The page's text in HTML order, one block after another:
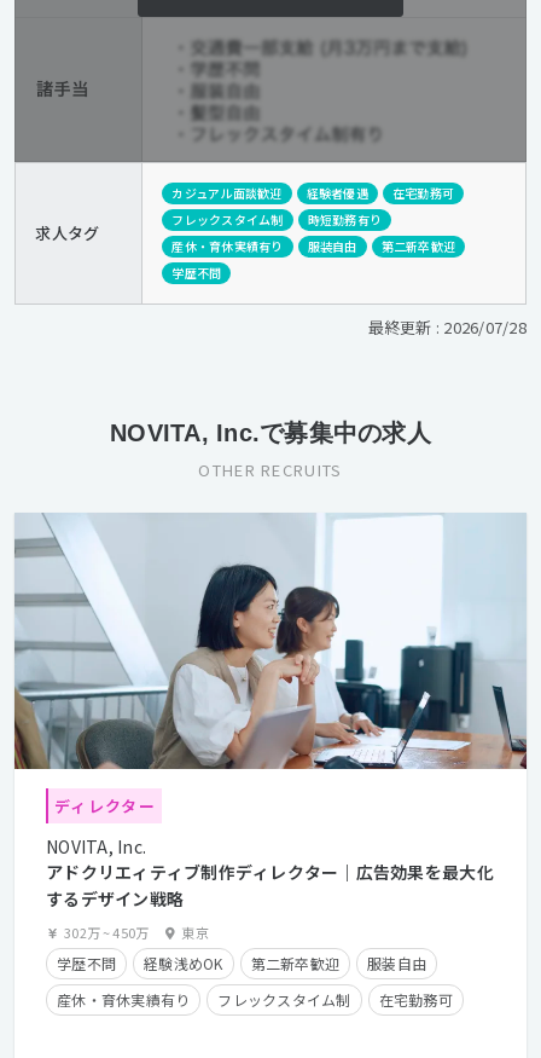
求人タグ
カジュアル面談歓迎 経験者優遇
在宅勤務可
フレックスタイム制
時短勤務有り
産休・育休実績有り
服装自由
第二新卒歓迎
学歴不問
最終更新 : 2026/07/28
NOVITA, Inc.で募集中の求人
OTHER RECRUITS
ディレクター
NOVITA, Inc.
アドクリエィティブ制作ディレクター｜広告効果を最大化
するデザイン戦略
302万~450万 東京
学歴不問 経験浅めOK 第二新卒歓迎
服装自由
産休・育休実績有り
フレックスタイム制
在宅勤務可